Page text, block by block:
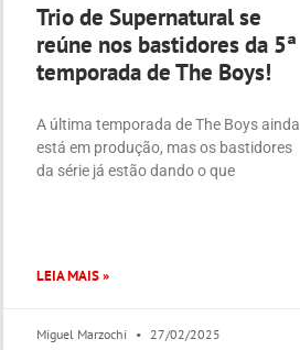
Trio de Supernatural se
reúne nos bastidores da 5ª
temporada de The Boys!
A última temporada de The Boys ainda
está em produção, mas os bastidores
da série já estão dando o que
LEIA MAIS »
Miguel Marzochi 27/02/2025